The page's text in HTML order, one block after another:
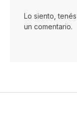
Lo siento,
un comentario.